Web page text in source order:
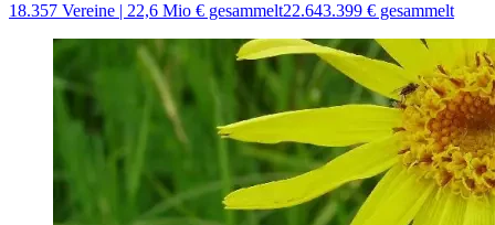
18.357 Vereine | 22,6 Mio € gesammelt22.643.399 € gesammelt